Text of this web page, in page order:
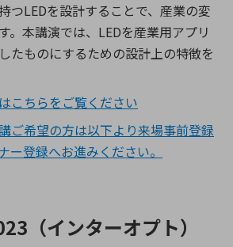
つLEDを設計することで、産業の変
。本講演では、LEDを産業用アプリ
たものにするための設計上の特徴を
こちらをご覧ください
ご希望の方は以下より来場事前登録
ー登録へお進みください。
（インターオプト）